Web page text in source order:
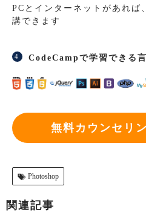
PCとインターネットがあれば
講できます
CodeCampで学習できる
無料カウンセリ
Photoshop
関連記事